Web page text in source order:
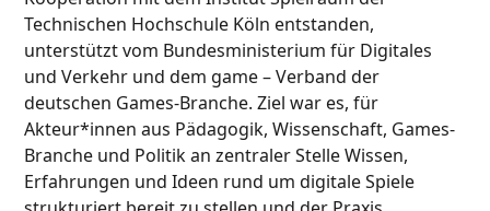
Technischen Hochschule Köln entstanden,
unterstützt vom Bundesministerium für Digitales
und Verkehr und dem game – Verband der
deutschen Games-Branche. Ziel war es, für
Akteur*innen aus Pädagogik, Wissenschaft, Games-
Branche und Politik an zentraler Stelle Wissen,
Erfahrungen und Ideen rund um digitale Spiele